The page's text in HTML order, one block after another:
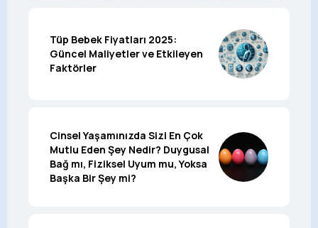
Tüp Bebek Fiyatları 2025:
Güncel Maliyetler ve Etkileyen
Faktörler
Cinsel Yaşamınızda Sizi En Çok
Mutlu Eden Şey Nedir? Duygusal
Bağ mı, Fiziksel Uyum mu, Yoksa
Başka Bir Şey mi?